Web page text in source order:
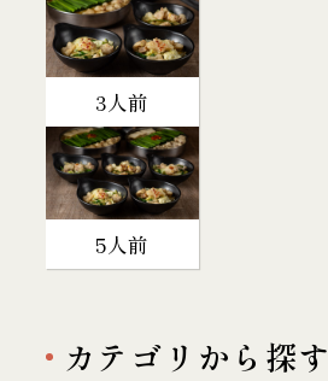
3人前
5人前
カテゴリから探す